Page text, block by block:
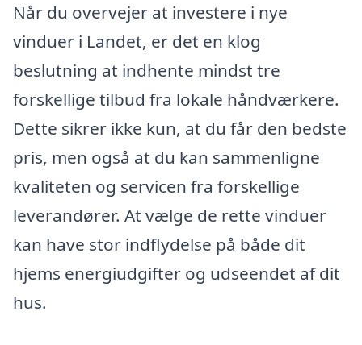
Når du overvejer at investere i nye
vinduer i Landet, er det en klog
beslutning at indhente mindst tre
forskellige tilbud fra lokale håndværkere.
Dette sikrer ikke kun, at du får den bedste
pris, men også at du kan sammenligne
kvaliteten og servicen fra forskellige
leverandører. At vælge de rette vinduer
kan have stor indflydelse på både dit
hjems energiudgifter og udseendet af dit
hus.